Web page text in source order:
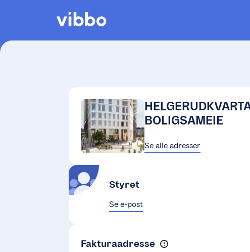
BOLIGSAMEIE
Se alle adresser
Styret
Se e-post
Fakturaadresse